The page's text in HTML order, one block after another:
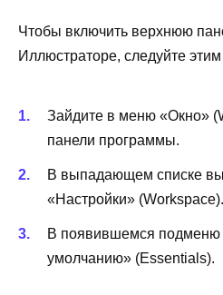
Чтобы включить верхнюю
Иллюстраторе, следуйте
Зайдите в меню «Окно»
панели программы.
В выпадающем списке
«Настройки» (Workspace).
В появившемся подменю
умолчанию» (Essentials).